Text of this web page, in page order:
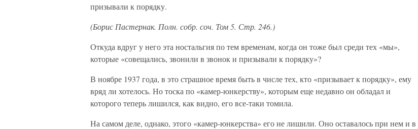
призывали к порядку.
(Борис Пастернак. Полн. собр. соч. Том 5. Стр. 246.)
Откуда вдруг у него эта ностальгия по тем временам, когда он тоже был среди тех «мы»,
которые «совещались, звонили в звонок и призывали к порядку»?
В ноябре 1937 года, в это страшное время быть в числе тех, кто «призывает к порядку», ему
вряд ли хотелось. Но тоска по «камер-юнкерству», которым еще недавно он обладал и
которого теперь лишился, как видно, его все-таки томила.
На самом деле, однако, этого «камер-юнкерства» его не лишили. Оно оставалось при нем и в